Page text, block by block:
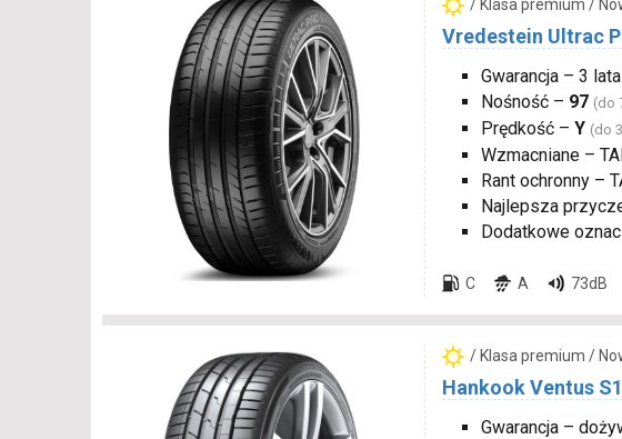
/ Klasa premium /
Vredestein Ultrac
Gwarancja – 3 lata
Nośność – 97 (do
Prędkość – Y (do
Wzmacniane –
Rant ochronny –
Najlepsza
Dodatkowe
C A 73dB
/ Klasa premium /
Hankook Ventus
Gwarancja –